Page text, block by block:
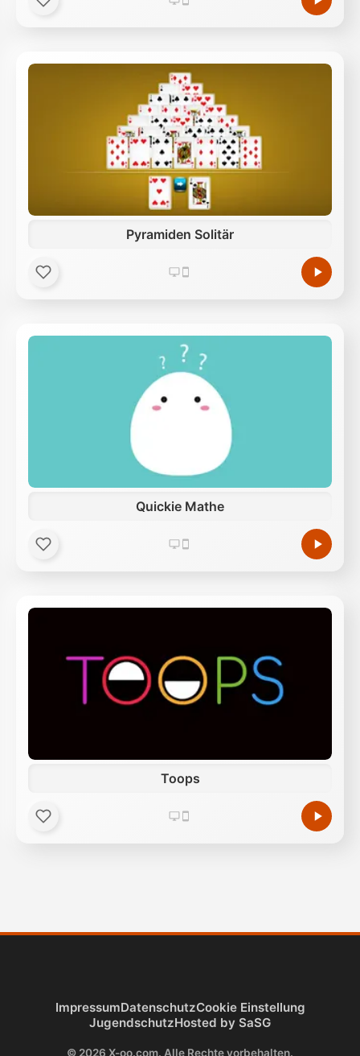
Pyramiden Solitär
Quickie Mathe
Toops
ImpressumDatenschutzCookie Einstellung
JugendschutzHosted by SaSG
© 2026 X-oo.com. Alle Rechte vorbehalten.